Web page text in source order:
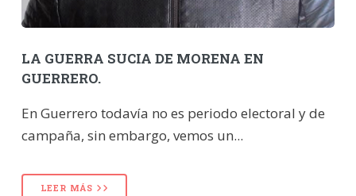
LA GUERRA SUCIA DE MORENA EN
GUERRERO.
En Guerrero todavía no es periodo electoral y de
campaña, sin embargo, vemos un...
LEER MÁS